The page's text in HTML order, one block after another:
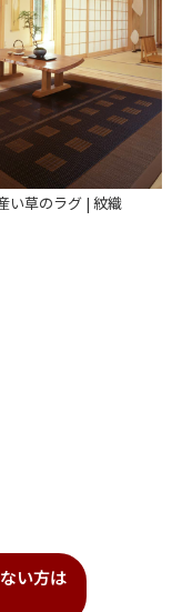
い草のラグ | 紋織
い方は